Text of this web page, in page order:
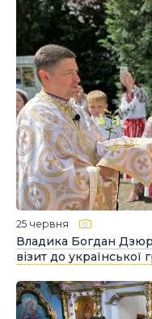
25 червня
Владика Богдан
візит до